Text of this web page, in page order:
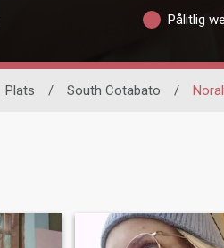
Pålitlig
Plats / South Cotabato /